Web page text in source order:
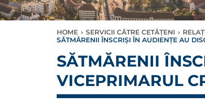
HOME › SERVICII CĂTRE CETĂȚENI ›
SĂTMĂRENII ÎNSCRIȘI ÎN AUDIENȚE AU
SĂTMĂRENII
VICEPRIMARUL